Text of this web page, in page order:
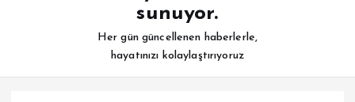
sunuyor.
Her gün güncellenen haberlerle,
hayatınızı kolaylaştırıyoruz